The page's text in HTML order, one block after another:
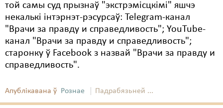
той самы суд прызнаў "экстрэмісцкімі" яшчэ
некалькі інтэрнэт-рэсурсаў: Telegram-канал
"Врачи за правду и справедливость"; YouTube-
канал "Врачи за правду и справедливость";
старонку ў Facebook з назвай "Врачи за правду и
справедливость".
Апублікавана ў Рознае Падрабязьней ...